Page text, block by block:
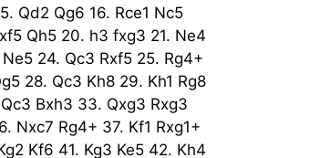
Qd2 Qg6 16. Rce1 Nc5
Qh5 20. h3 fxg3 21. Ne4
Ne5 24. Qc3 Rxf5 25. Rg4+
28. Qc3 Kh8 29. Kh1 Rg8
Qc3 Bxh3 33. Qxg3 Rxg3
Nxc7 Rg4+ 37. Kf1 Rxg1+
Kf6 41. Kg3 Ke5 42. Kh4